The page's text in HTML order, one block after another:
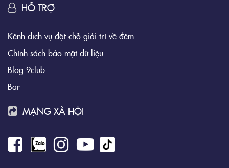
HỖ TRỢ
Kênh dịch vụ đặt chỗ giải trí về đêm
Chính sách bảo mật dữ liệu
Blog 9club
Bar
MẠNG XÃ HỘI